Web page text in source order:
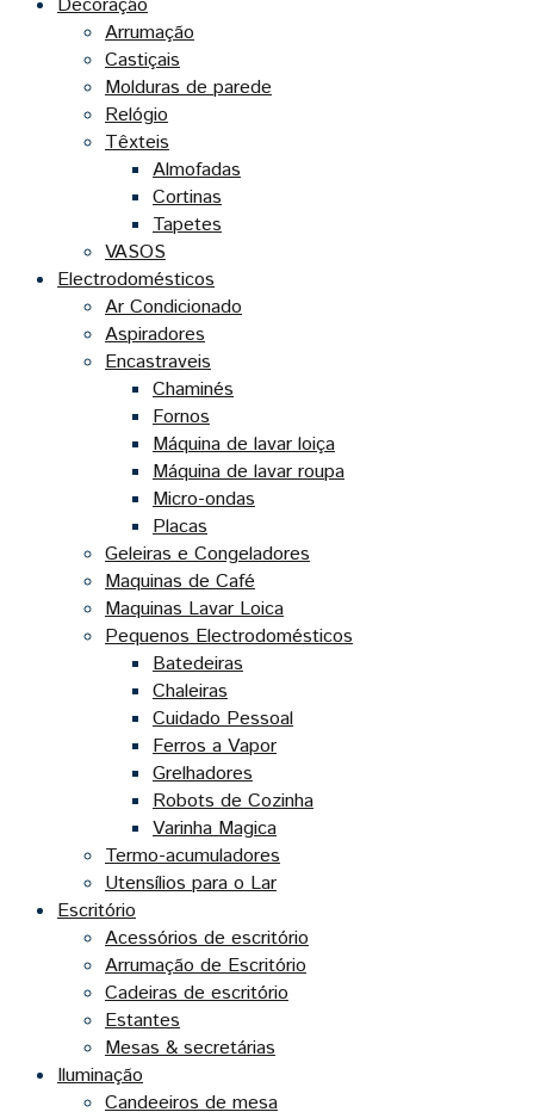
Arrumação
Castiçais
Molduras de parede
Relógio
Têxteis
Almofadas
Cortinas
Tapetes
VASOS
Electrodomésticos
Ar Condicionado
Aspiradores
Encastraveis
Chaminés
Fornos
Máquina de lavar loiça
Máquina de lavar roupa
Micro-ondas
Placas
Geleiras e Congeladores
Maquinas de Café
Maquinas Lavar Loica
Pequenos Electrodomésticos
Batedeiras
Chaleiras
Cuidado Pessoal
Ferros a Vapor
Grelhadores
Robots de Cozinha
Varinha Magica
Termo-acumuladores
Utensílios para o Lar
Escritório
Acessórios de escritório
Arrumação de Escritório
Cadeiras de escritório
Estantes
Mesas & secretárias
Iluminação
Candeeiros de mesa